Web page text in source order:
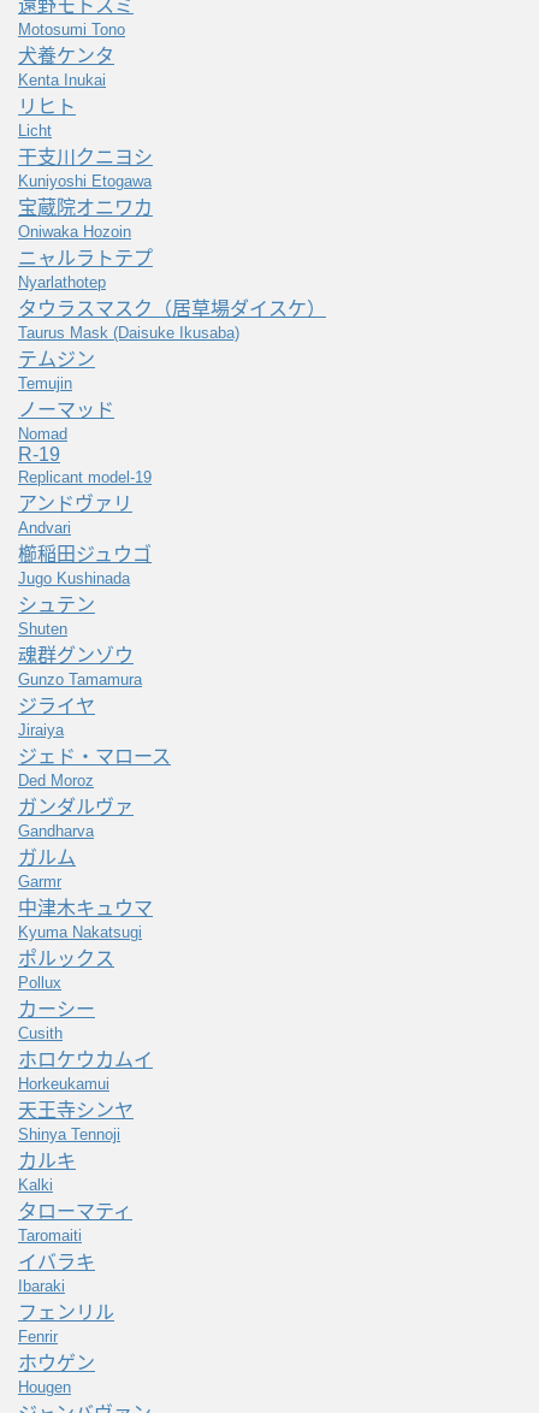
遠野モトスミ
Motosumi Tono
犬養ケンタ
Kenta Inukai
リヒト
Licht
干支川クニヨシ
Kuniyoshi Etogawa
宝蔵院オニワカ
Oniwaka Hozoin
ニャルラトテプ
Nyarlathotep
タウラスマスク（居草場ダイスケ）
Taurus Mask (Daisuke Ikusaba)
テムジン
Temujin
ノーマッド
Nomad
R-19
Replicant model-19
アンドヴァリ
Andvari
櫛稲田ジュウゴ
Jugo Kushinada
シュテン
Shuten
魂群グンゾウ
Gunzo Tamamura
ジライヤ
Jiraiya
ジェド・マロース
Ded Moroz
ガンダルヴァ
Gandharva
ガルム
Garmr
中津木キュウマ
Kyuma Nakatsugi
ポルックス
Pollux
カーシー
Cusith
ホロケウカムイ
Horkeukamui
天王寺シンヤ
Shinya Tennoji
カルキ
Kalki
タローマティ
Taromaiti
イバラキ
Ibaraki
フェンリル
Fenrir
ホウゲン
Hougen